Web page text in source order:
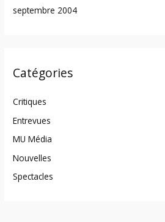
septembre 2004
Catégories
Critiques
Entrevues
MU Média
Nouvelles
Spectacles